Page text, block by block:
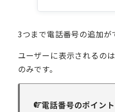
3つまで電話番号の追加が
ユーザーに表示されるの
のみです。
電話番号のポイント